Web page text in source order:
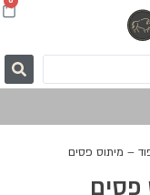
– מיתוס פסים
פסים